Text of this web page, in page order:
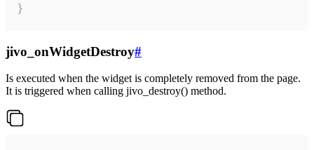
}
jivo_onWidgetDestroy#
Is executed when the widget is completely removed from the page.
It is triggered when calling jivo_destroy() method.